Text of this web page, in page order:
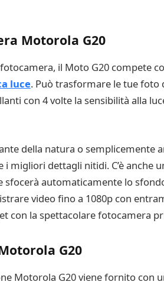
Motorola G20
il Moto G20 compete
luce. Può trasformare le tue foto
con 4 volte la sensibilità alla
della natura o semplicemente
i migliori dettagli nitidi. C’è
sfocerà automaticamente lo
video fino a 1080p con
con la spettacolare fotocamera
G20
Motorola G20 viene fornito con